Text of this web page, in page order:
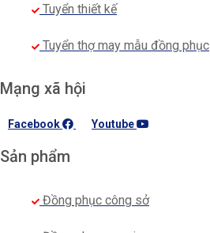
Tuyển thiết kế
Tuyển thợ may mẫu đồng phục
Mạng xã hội
Facebook Youtube
Sản phẩm
Đồng phục công sở